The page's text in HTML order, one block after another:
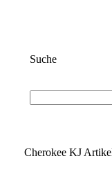
Suche
Cherokee KJ